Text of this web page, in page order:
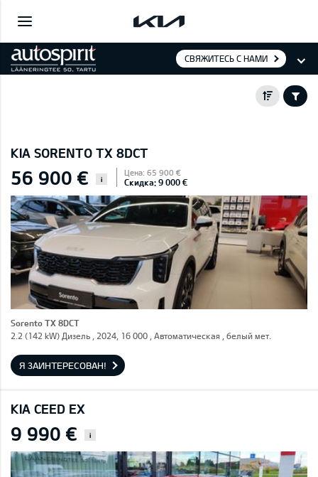
СВЯЖИТЕСЬ С НАМИ
KIA SORENTO TX 8DCT
56 900 € i
Цена: 65 900 €
Скидка: 9 000 €
Sorento TX 8DCT
2.2 (142 kW) Дизель , 2024, 16 000 , Автоматическая , белый мет.
Я ЗАИНТЕРЕСОВАН!
KIA CEED EX
9 990 € i